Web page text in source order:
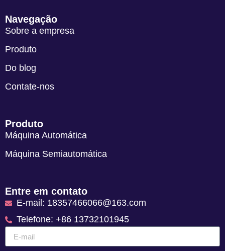
Navegação
Sobre a empresa
Produto
Do blog
Contate-nos
Produto
Máquina Automática
Máquina Semiautomática
Entre em contato
E-mail: 18357466066@163.com
Telefone: +86 13732101945